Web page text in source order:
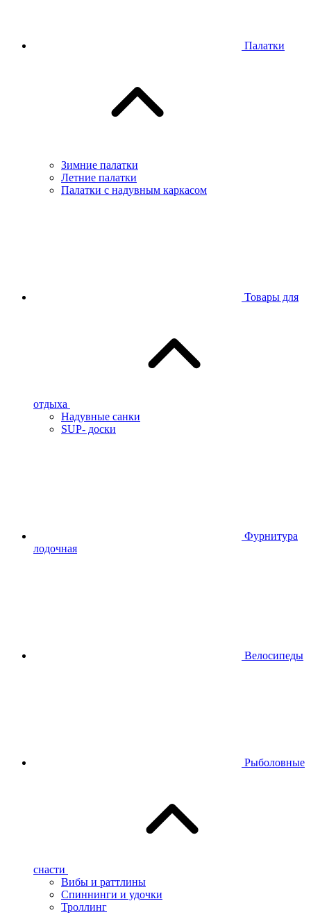
Палатки
Зимние палатки
Летние палатки
Палатки с надувным каркасом
Товары для
отдыха
Надувные санки
SUP- доски
Фурнитура
лодочная
Велосипеды
Рыболовные
снасти
Вибы и раттлины
Спиннинги и удочки
Троллинг